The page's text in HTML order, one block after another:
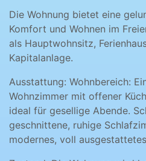
Die Wohnung bietet eine
Komfort und Wohnen im
als Hauptwohnsitz,
Kapitalanlage.
Ausstattung: Wohnbereich:
Wohnzimmer mit offener
ideal für gesellige Abende.
geschnittene, ruhige
modernes, voll